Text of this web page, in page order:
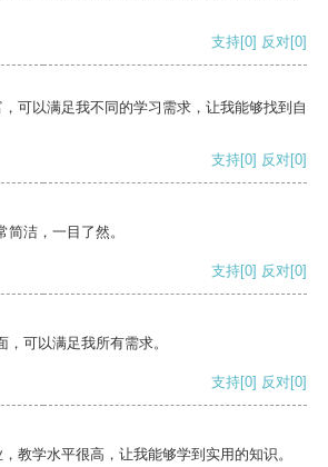
支持[0] 反对[0]
可以满足我不同的学习需求，让我能够找到自
支持[0] 反对[0]
洁，一目了然。
支持[0] 反对[0]
可以满足我所有需求。
支持[0] 反对[0]
教学水平很高，让我能够学到实用的知识。